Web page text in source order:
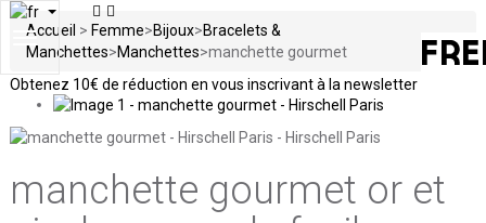
Toggle
navigation
Obtenez 10€ de réduction en vous inscrivant à la newsletter
Accueil > Femme>Bijoux>Bracelets &
Manchettes>Manchettes>manchette gourmet
manchette gourmet or et